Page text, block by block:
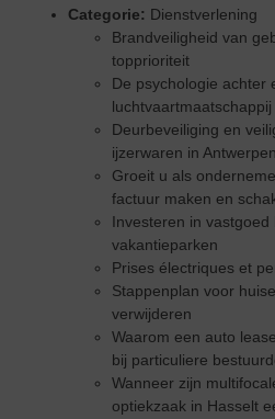
Categorie: Dienstverlening
Brandveiligheid van
topprioriteit
De psychologie achter
luchtvaartmaatschappij
Deurbeveiliging en
ijzerwaren in Antwerpen
Groeit u als
factuur maken en
Investeren in
vakantieparken
Prises électriques et
Stappenplan voor
verwijderen
Waarom een auto
bij particuliere
Wanneer zijn
optiekzaak in Hasselt